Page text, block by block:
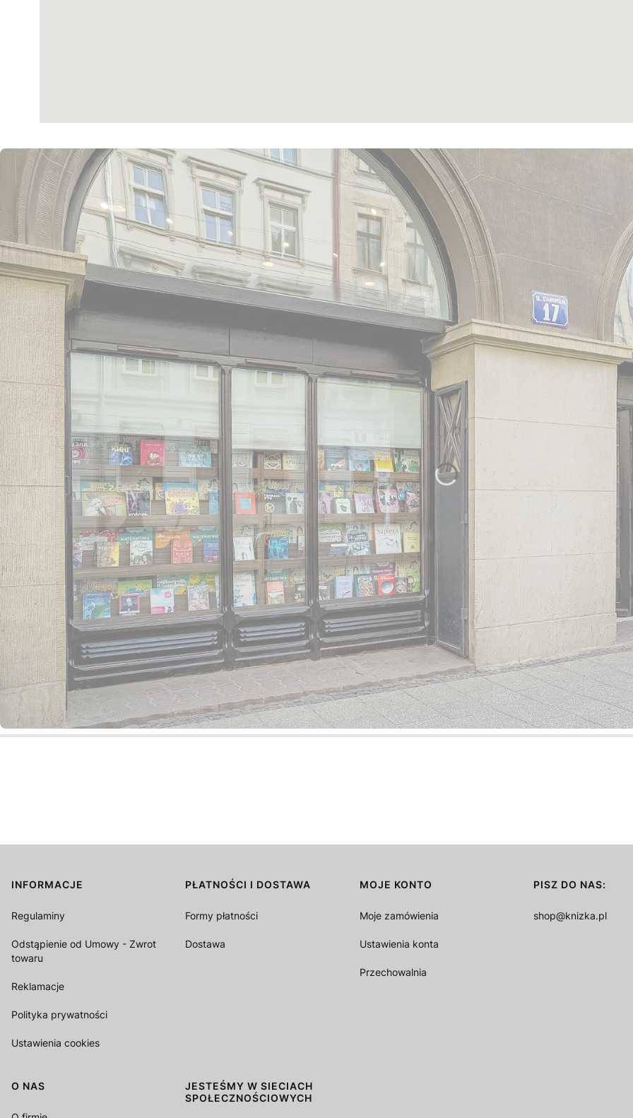
Linki w stopce
INFORMACJE
Regulaminy
Odstąpienie od Umowy - Zwrot
towaru
Reklamacje
Polityka prywatności
Ustawienia cookies
PŁATNOŚCI I DOSTAWA
Formy płatności
Dostawa
MOJE KONTO
Moje zamówienia
Ustawienia konta
Przechowalnia
PISZ DO NAS:
shop@knizka.pl
O NAS
JESTEŚMY W SIECIACH
SPOŁECZNOŚCIOWYCH